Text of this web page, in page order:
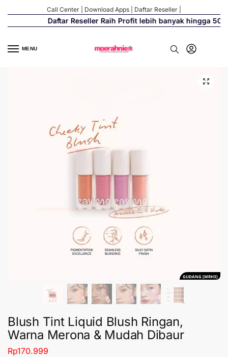
Call Center Download Apps Daftar Reseller
Daftar Reseller Raih Profit lebih banyak hingga 500%
MENU
GUDANG [MRH3]
Blush Tint Liquid Blush Ringan,
Warna Merona & Mudah Dibaur
Rp170.999